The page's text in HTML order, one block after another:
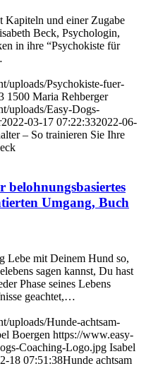
Kapiteln und einer Zugabe
Beck, Psychologin,
in ihre “Psychokiste für
uploads/Psychokiste-fuer-
1500 Maria Rehberger
uploads/Easy-Dogs-
2022-03-17 07:22:332022-06-
– So trainieren Sie Ihre
belohnungsbasiertes
Umgang, Buch
Lebe mit Deinem Hund so,
sagen kannst, Du hast
Phase seines Lebens
geachtet,…
uploads/Hunde-achtsam-
Boergen https://www.easy-
Coaching-Logo.jpg Isabel
18 07:51:38Hunde achtsam